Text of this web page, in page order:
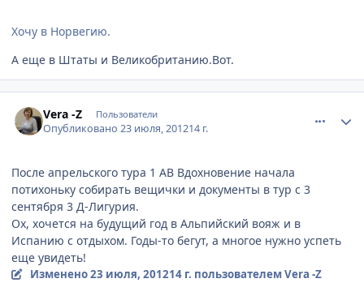
Хочу в Норвегию.
А еще в Штаты и Великобританию.Вот.
Vera -Z Пользователи
Опубликовано23 июля, 201214 г.
После апрельского тура 1 АВ Вдохновение начала
потихоньку собирать вещички и документы в тур с 3
сентября 3 Д-Лигурия.
Ох, хочется на будущий год в Альпийский вояж и в
Испанию с отдыхом. Годы-то бегут, а многое нужно успеть
еще увидеть!
Изменено23 июля, 201214 г. пользователем Vera -Z